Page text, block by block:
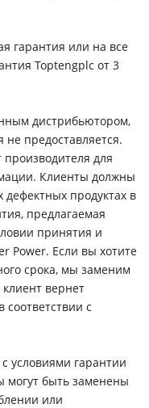
гарантия или на все
Toptengplc от 3
дистрибьютором,
не предоставляется.
для
Клиенты должны
продуктах в
предлагаемая
принятия и
Power. Если вы хотите
срока, мы заменим
вернет
с
условиями гарантии
могут быть заменены
или